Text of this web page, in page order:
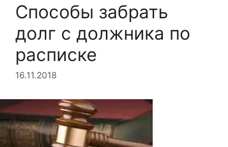
Способы забрать
долг с должника по
расписке
16.11.2018